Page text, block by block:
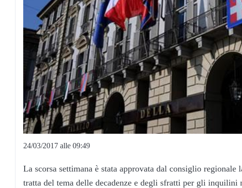
24/03/2017 alle 09:49
La scorsa settimana è stata approvata dal consiglio
tratta del tema delle decadenze e degli sfratti per gli